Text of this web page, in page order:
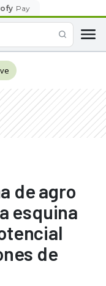
Pay
de agro
esquina
de